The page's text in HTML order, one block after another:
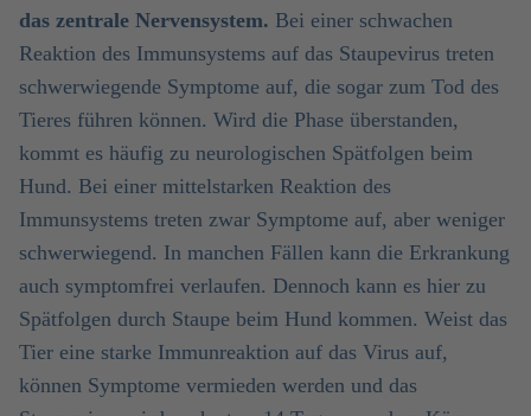
das zentrale Nervensystem. Bei einer schwachen
Reaktion des Immunsystems auf das Staupevirus treten
schwerwiegende Symptome auf, die sogar zum Tod des
Tieres führen können. Wird die Phase überstanden,
kommt es häufig zu neurologischen Spätfolgen beim
Hund. Bei einer mittelstarken Reaktion des
Immunsystems treten zwar Symptome auf, aber weniger
schwerwiegend. In manchen Fällen kann die Erkrankung
auch symptomfrei verlaufen. Dennoch kann es hier zu
Spätfolgen durch Staupe beim Hund kommen. Weist das
Tier eine starke Immunreaktion auf das Virus auf,
können Symptome vermieden werden und das